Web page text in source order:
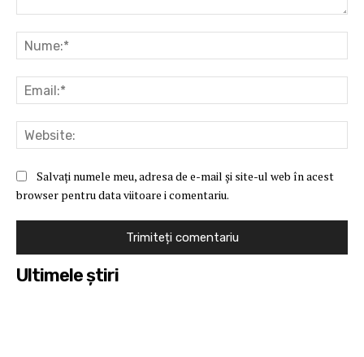
Salvați numele meu, adresa de e-mail și site-ul web în acest
browser pentru data viitoare i comentariu.
Ultimele ştiri